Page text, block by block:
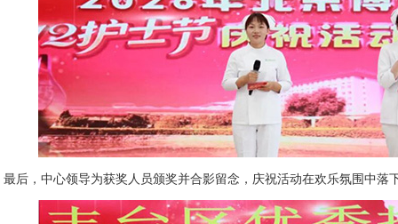
最后，中心领导为获奖人员颁奖并合影留念，庆祝活动在欢乐氛围中落